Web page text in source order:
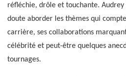
réfléchie, drôle et touchante. Audrey
doute aborder les thèmes qui
carrière, ses collaborations
célébrité et peut-être quelques
tournages.